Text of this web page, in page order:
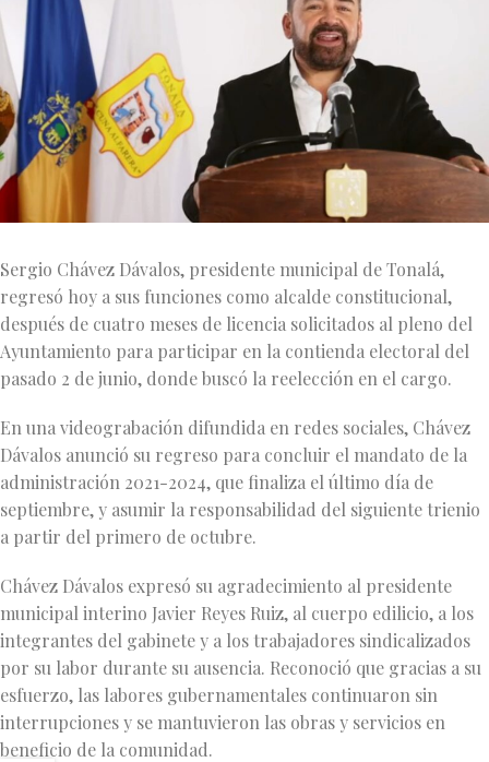
Sergio Chávez Dávalos, presidente municipal de Tonalá,
regresó hoy a sus funciones como alcalde constitucional,
después de cuatro meses de licencia solicitados al pleno del
Ayuntamiento para participar en la contienda electoral del
pasado 2 de junio, donde buscó la reelección en el cargo.
En una videograbación difundida en redes sociales, Chávez
Dávalos anunció su regreso para concluir el mandato de la
administración 2021-2024, que finaliza el último día de
septiembre, y asumir la responsabilidad del siguiente trienio
a partir del primero de octubre.
Chávez Dávalos expresó su agradecimiento al presidente
municipal interino Javier Reyes Ruiz, al cuerpo edilicio, a los
integrantes del gabinete y a los trabajadores sindicalizados
por su labor durante su ausencia. Reconoció que gracias a su
esfuerzo, las labores gubernamentales continuaron sin
interrupciones y se mantuvieron las obras y servicios en
beneficio de la comunidad.